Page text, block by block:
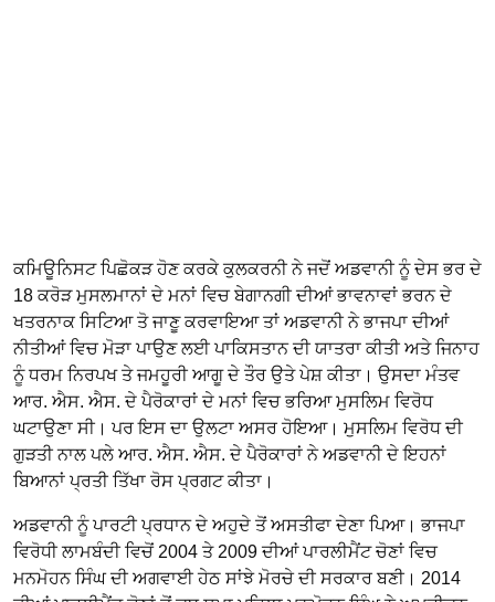
ਕਮਿਊਨਿਸਟ ਪਿਛੋਕੜ ਹੋਣ ਕਰਕੇ ਕੁਲਕਰਨੀ ਨੇ ਜਦੋਂ ਅਡਵਾਨੀ ਨੂੰ ਦੇਸ ਭਰ ਦੇ
18 ਕਰੋੜ ਮੁਸਲਮਾਨਾਂ ਦੇ ਮਨਾਂ ਵਿਚ ਬੇਗਾਨਗੀ ਦੀਆਂ ਭਾਵਨਾਵਾਂ ਭਰਨ ਦੇ
ਖਤਰਨਾਕ ਸਿਟਿਆ ਤੋ ਜਾਣੂ ਕਰਵਾਇਆ ਤਾਂ ਅਡਵਾਨੀ ਨੇ ਭਾਜਪਾ ਦੀਆਂ
ਨੀਤੀਆਂ ਵਿਚ ਮੋੜਾ ਪਾਉਣ ਲਈ ਪਾਕਿਸਤਾਨ ਦੀ ਯਾਤਰਾ ਕੀਤੀ ਅਤੇ ਜਿਨਾਹ
ਨੂੰ ਧਰਮ ਨਿਰਪਖ ਤੇ ਜਮਹੂਰੀ ਆਗੂ ਦੇ ਤੌਰ ਉਤੇ ਪੇਸ਼ ਕੀਤਾ। ਉਸਦਾ ਮੰਤਵ
ਆਰ. ਐਸ. ਐਸ. ਦੇ ਪੈਰੋਕਾਰਾਂ ਦੇ ਮਨਾਂ ਵਿਚ ਭਰਿਆ ਮੁਸਲਿਮ ਵਿਰੋਧ
ਘਟਾਉਣਾ ਸੀ। ਪਰ ਇਸ ਦਾ ਉਲਟਾ ਅਸਰ ਹੋਇਆ। ਮੁਸਲਿਮ ਵਿਰੋਧ ਦੀ
ਗੁੜਤੀ ਨਾਲ ਪਲੇ ਆਰ. ਐਸ. ਐਸ. ਦੇ ਪੈਰੋਕਾਰਾਂ ਨੇ ਅਡਵਾਨੀ ਦੇ ਇਹਨਾਂ
ਬਿਆਨਾਂ ਪ੍ਰਤੀ ਤਿੱਖਾ ਰੋਸ ਪ੍ਰਗਟ ਕੀਤਾ।
ਅਡਵਾਨੀ ਨੂੰ ਪਾਰਟੀ ਪ੍ਰਧਾਨ ਦੇ ਅਹੁਦੇ ਤੋਂ ਅਸਤੀਫਾ ਦੇਣਾ ਪਿਆ। ਭਾਜਪਾ
ਵਿਰੋਧੀ ਲਾਮਬੰਦੀ ਵਿਚੋਂ 2004 ਤੇ 2009 ਦੀਆਂ ਪਾਰਲੀਮੈਂਟ ਚੋਣਾਂ ਵਿਚ
ਮਨਮੋਹਨ ਸਿੰਘ ਦੀ ਅਗਵਾਈ ਹੇਠ ਸਾਂਝੇ ਮੋਰਚੇ ਦੀ ਸਰਕਾਰ ਬਣੀ। 2014